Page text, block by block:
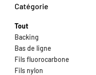
Catégorie
Tout
Backing
Bas de ligne
Fils fluorocarbone
Fils nylon